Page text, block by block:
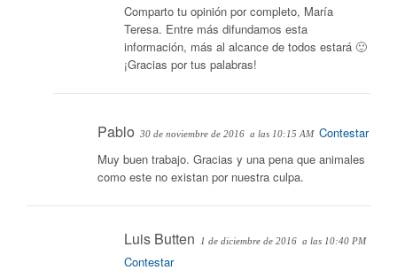
Comparto tu opinión por completo, María
Teresa. Entre más difundamos esta
información, más al alcance de todos estará 🙂
¡Gracias por tus palabras!
Pablo 30 de noviembre de 2016 a las 10:15 AM Contestar
Muy buen trabajo. Gracias y una pena que animales
como este no existan por nuestra culpa.
Luis Butten 1 de diciembre de 2016 a las 10:40 PM
Contestar